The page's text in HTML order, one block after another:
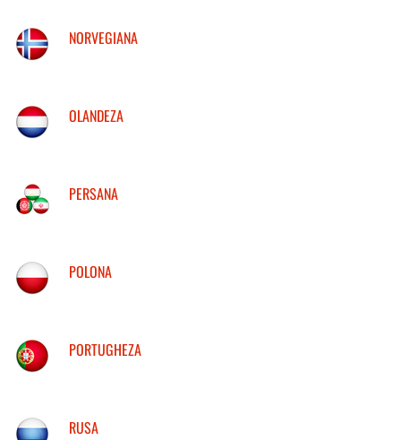
NORVEGIANA
OLANDEZA
PERSANA
POLONA
PORTUGHEZA
RUSA